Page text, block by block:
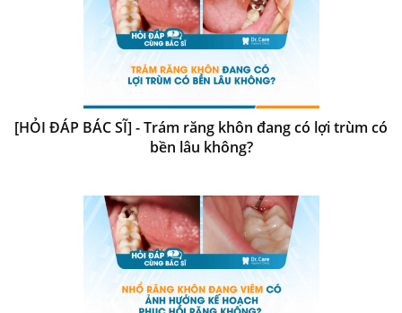
[HỎI ĐÁP BÁC SĨ] - Trám răng khôn đang có lợi trùm có
bền lâu không?